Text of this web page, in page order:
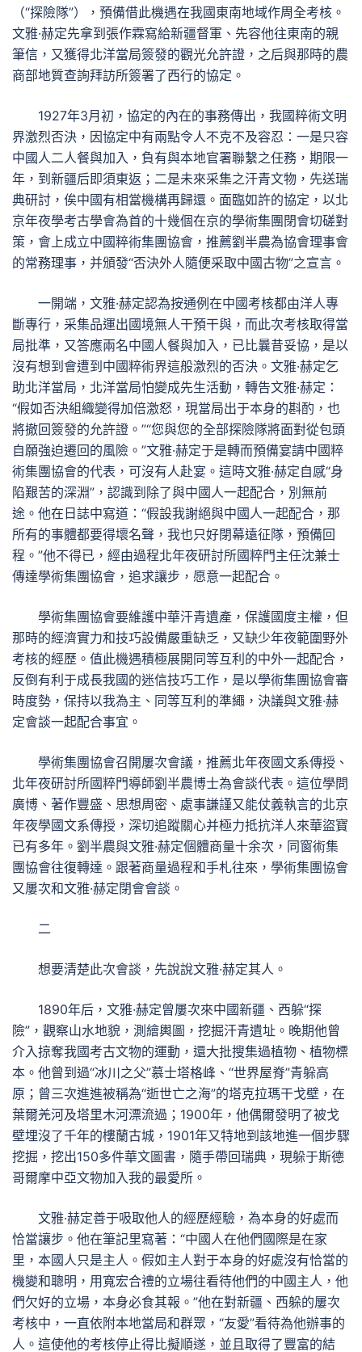
（“探險隊”），預備借此機遇在我國東南地域作周全考核。
文雅·赫定先拿到張作霖寫給新疆督軍、先容他往東南的親
筆信，又獲得北洋當局簽發的觀光允許證，之后與那時的農
商部地質查詢拜訪所簽署了西行的協定。
1927年3月初，協定的內在的事務傳出，我國粹術文明
界激烈否決，因協定中有兩點令人不克不及容忍：一是只容
中國人二人餐與加入，負有與本地官署聯繫之任務，期限一
年，到新疆后即須東返；二是未來采集之汗青文物，先送瑞
典研討，俟中國有相當機構再歸還。面臨如許的協定，以北
京年夜學考古學會為首的十幾個在京的學術集團閉會切磋對
策，會上成立中國粹術集團協會，推薦劉半農為協會理事會
的常務理事，并頒發“否決外人隨便采取中國古物”之宣言。
一開端，文雅·赫定認為按通例在中國考核都由洋人專
斷專行，采集品運出國境無人干預干與，而此次考核取得當
局批準，又答應兩名中國人餐與加入，已比曩昔妥協，是以
沒有想到會遭到中國粹術界這般激烈的否決。文雅·赫定乞
助北洋當局，北洋當局怕變成先生活動，轉告文雅·赫定：
“假如否決組織變得加倍激怒，現當局出于本身的斟酌，也
將撤回簽發的允許證。”“您與您的全部探險隊將面對從包頭
自願強迫遷回的風險。”文雅·赫定于是轉而預備宴請中國粹
術集團協會的代表，可沒有人赴宴。這時文雅·赫定自感“身
陷艱苦的深淵”，認識到除了與中國人一起配合，別無前
途。他在日誌中寫道：“假設我謝絕與中國人一起配合，那
所有的事體都要得壞名聲，我也只好閉幕遠征隊，預備回
程。”他不得已，經由過程北年夜研討所國粹門主任沈兼士
傳達學術集團協會，追求讓步，愿意一起配合。
學術集團協會要維護中華汗青遺產，保護國度主權，但
那時的經濟實力和技巧設備嚴重缺乏，又缺少年夜範圍野外
考核的經歷。值此機遇積極展開同等互利的中外一起配合，
反倒有利于成長我國的迷信技巧工作，是以學術集團協會審
時度勢，保持以我為主、同等互利的準繩，決議與文雅·赫
定會談一起配合事宜。
學術集團協會召開屢次會議，推薦北年夜國文系傳授、
北年夜研討所國粹門導師劉半農博士為會談代表。這位學問
廣博、著作豐盛、思想周密、處事謙謹又能仗義執言的北京
年夜學國文系傳授，深切追蹤關心并極力抵抗洋人來華盜寶
已有多年。劉半農與文雅·赫定個體商量十余次，同窗術集
團協會往復轉達。跟著商量過程和手札往來，學術集團協會
又屢次和文雅·赫定閉會會談。
二
想要清楚此次會談，先說說文雅·赫定其人。
1890年后，文雅·赫定曾屢次來中國新疆、西躲“探
險”，觀察山水地貌，測繪輿圖，挖掘汗青遺址。晚期他曾
介入掠奪我國考古文物的運動，還大批搜集過植物、植物標
本。他曾到過“冰川之父”慕士塔格峰、“世界屋脊”青躲高
原；曾三次進進被稱為“逝世亡之海”的塔克拉瑪干戈壁，在
葉爾羌河及塔里木河漂流過；1900年，他偶爾發明了被戈
壁埋沒了千年的樓蘭古城，1901年又特地到該地進一個步驟
挖掘，挖出150多件華文圖書，隨手帶回瑞典，現躲于斯德
哥爾摩中亞文物加入我的最愛所。
文雅·赫定善于吸取他人的經歷經驗，為本身的好處而
恰當讓步。他在筆記里寫著：“中國人在他們國際是在家
里，本國人只是主人。假如主人對于本身的好處沒有恰當的
機變和聰明，用寬宏合禮的立場往看待他們的中國主人，他
們欠好的立場，本身必食其報。”他在對新疆、西躲的屢次
考核中，一直依附本地當局和群眾，“友愛”看待為他辦事的
人。這使他的考核停止得比擬順遂，並且取得了豐富的結